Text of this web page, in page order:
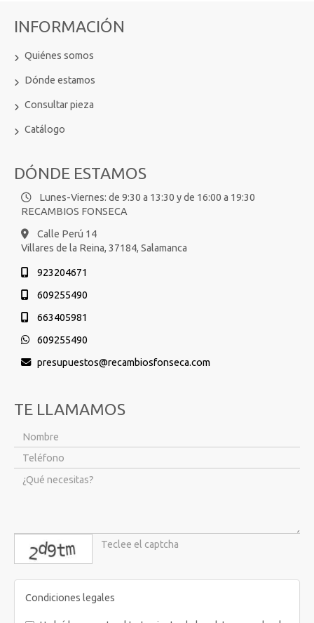
INFORMACIÓN
Quiénes somos
Dónde estamos
Consultar pieza
Catálogo
DÓNDE ESTAMOS
Lunes-Viernes: de 9:30 a 13:30 y de 16:00 a 19:30
RECAMBIOS FONSECA
Calle Perú 14
Villares de la Reina, 37184, Salamanca
923204671
609255490
663405981
609255490
presupuestos
recambiosfonseca.com
TE LLAMAMOS
captcha
Condiciones legales